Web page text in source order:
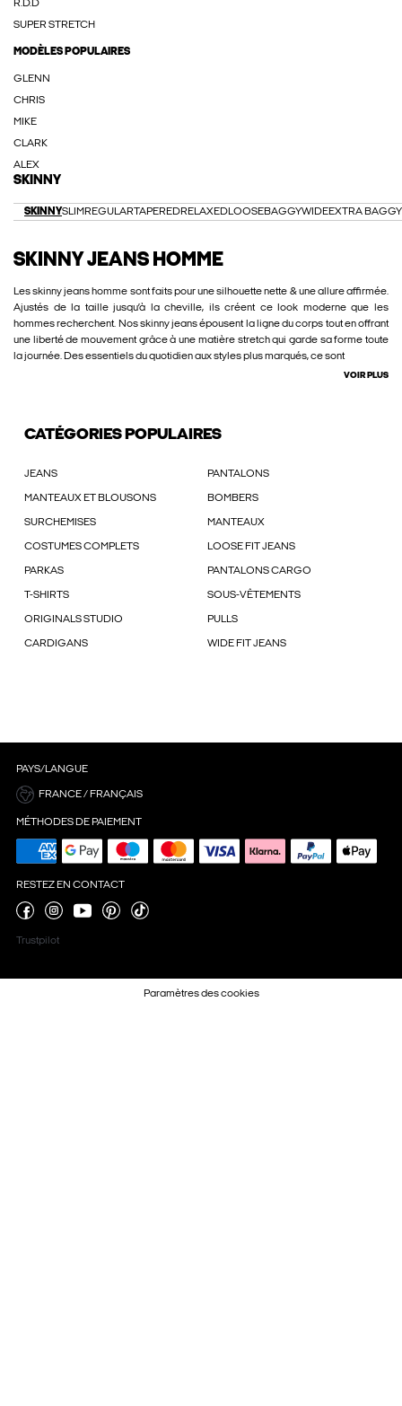
R.D.D
SUPER STRETCH
MODÈLES POPULAIRES
GLENN
CHRIS
MIKE
CLARK
ALEX
SKINNY
SKINNYSLIM REGULARTAPEREDRELAXEDLOOSEBAGGYWIDEEXTRA BAGGY
SKINNY JEANS HOMME
Les skinny jeans homme sont faits pour une silhouette nette & une allure affirmée.
Ajustés de la taille jusqu’à la cheville, ils créent ce look moderne que les
hommes recherchent. Nos skinny jeans épousent la ligne du corps tout en offrant
une liberté de mouvement grâce à une matière stretch qui garde sa forme toute
la journée. Des essentiels du quotidien aux styles plus marqués, ce sont
VOIR PLUS
CATÉGORIES POPULAIRES
JEANS PANTALONS
MANTEAUX ET BLOUSONS BOMBERS
SURCHEMISES MANTEAUX
COSTUMES COMPLETS LOOSE FIT JEANS
PARKAS PANTALONS CARGO
T-SHIRTS SOUS-VÊTEMENTS
ORIGINALS STUDIO PULLS
CARDIGANS WIDE FIT JEANS
PAYS/LANGUE
FRANCE / FRANÇAIS
MÉTHODES DE PAIEMENT
RESTEZ EN CONTACT
Trustpilot
Paramètres des cookies